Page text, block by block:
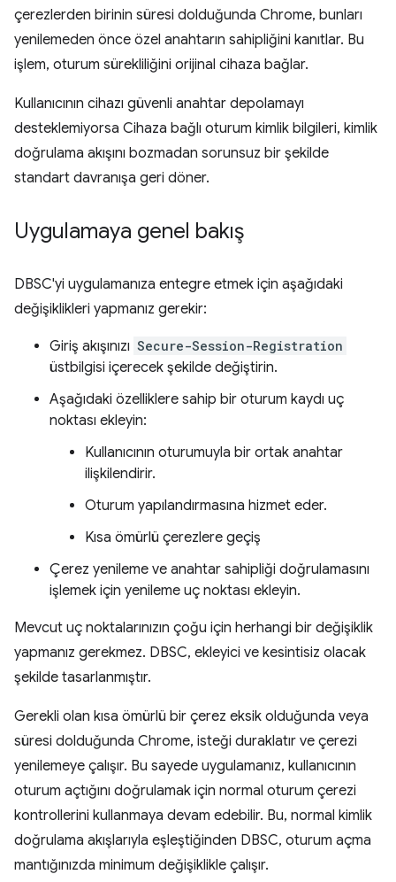
çerezlerden birinin süresi dolduğunda Chrome, bunları
yenilemeden önce özel anahtarın sahipliğini kanıtlar. Bu
işlem, oturum sürekliliğini orijinal cihaza bağlar.
Kullanıcının cihazı güvenli anahtar depolamayı
desteklemiyorsa Cihaza bağlı oturum kimlik bilgileri, kimlik
doğrulama akışını bozmadan sorunsuz bir şekilde
standart davranışa geri döner.
Uygulamaya genel bakış
DBSC'yi uygulamanıza entegre etmek için aşağıdaki
değişiklikleri yapmanız gerekir:
Giriş akışınızı Secure-Session-Registration
üstbilgisi içerecek şekilde değiştirin.
Aşağıdaki özelliklere sahip bir oturum kaydı uç
noktası ekleyin:
Kullanıcının oturumuyla bir ortak anahtar
ilişkilendirir.
Oturum yapılandırmasına hizmet eder.
Kısa ömürlü çerezlere geçiş
Çerez yenileme ve anahtar sahipliği doğrulamasını
işlemek için yenileme uç noktası ekleyin.
Mevcut uç noktalarınızın çoğu için herhangi bir değişiklik
yapmanız gerekmez. DBSC, ekleyici ve kesintisiz olacak
şekilde tasarlanmıştır.
Gerekli olan kısa ömürlü bir çerez eksik olduğunda veya
süresi dolduğunda Chrome, isteği duraklatır ve çerezi
yenilemeye çalışır. Bu sayede uygulamanız, kullanıcının
oturum açtığını doğrulamak için normal oturum çerezi
kontrollerini kullanmaya devam edebilir. Bu, normal kimlik
doğrulama akışlarıyla eşleştiğinden DBSC, oturum açma
mantığınızda minimum değişiklikle çalışır.